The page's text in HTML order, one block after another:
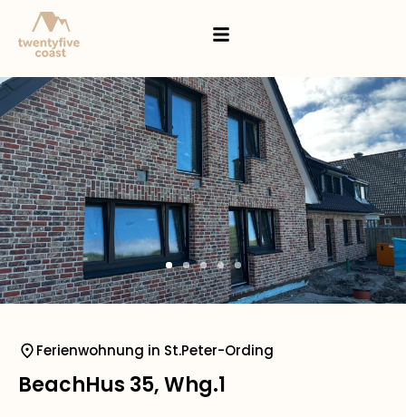
Ferienwohnung in St.Peter-Ording
BeachHus 35, Whg.1